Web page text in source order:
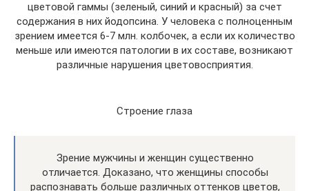
цветовой гаммы (зеленый, синий и красный) за счет
содержания в них йодопсина. У человека с полноценным
зрением имеется 6-7 млн. колбочек, а если их количество
меньше или имеются патологии в их составе, возникают
различные нарушения цветовосприятия.
Строение глаза
Зрение мужчины и женщин существенно
отличается. Доказано, что женщины способы
распознавать больше различных оттенков цветов,